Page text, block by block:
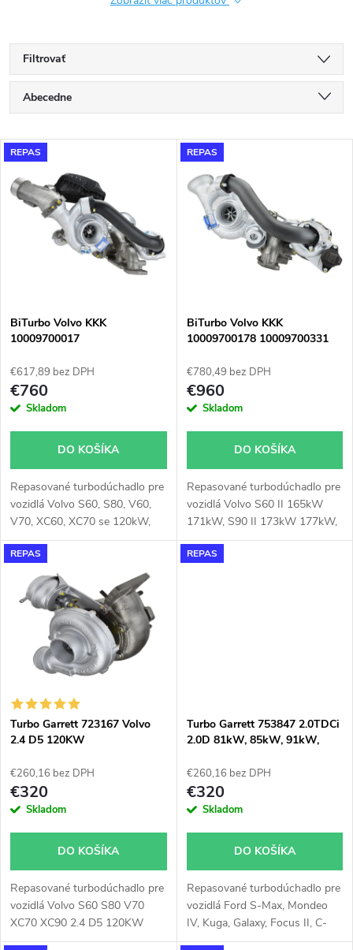
Filtrovať
R
a
d
e
e
p
r
d
u
k
t
v
Abecedne
Najdrahšie
Najpredávanejšie
V
ý
s
p
r
o
d
u
k
t
REPAS
BiTurbo Volvo KKK
10009700017
€617,89 bez DPH
€760
Skladom
DO KOŠÍKA
Repasované turbodúchadlo pre
vozidlá Volvo S60, S80, V60,
V70, XC60, XC70 se 120kW,
133kW, 140kW, 147kW,
151kW, 158kW, 162kW,
169kW
REPAS
BiTurbo Volvo KKK
10009700178 10009700331
€780,49 bez DPH
€960
Skladom
DO KOŠÍKA
Repasované turbodúchadlo pre
vozidlá Volvo S60 II 165kW
171kW, S90 II 173kW 177kW,
V60 I 165kW, V90 II 173kW
176kW, XC60 II 173kW
REPAS
Turbo Garrett 723167 Volvo
2.4 D5 120KW
€260,16 bez DPH
€320
Skladom
DO KOŠÍKA
Repasované turbodúchadlo pre
vozidlá Volvo S60 S80 V70
XC70 XC90 2.4 D5 120KW
REPAS
Turbo Garrett 753847 2.0TDCi
2.0D 81kW, 85kW, 91kW,
€260,16 bez DPH
€320
Skladom
DO KOŠÍKA
Repasované turbodúchadlo pre
vozidlá Ford S-Max, Mondeo
IV, Kuga, Galaxy, Focus II, C-
Max, Volvo V70, V50, S80,